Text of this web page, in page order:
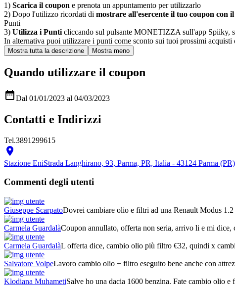
1) Scarica il coupon e prenota un appuntamento per utilizzarlo
2) Dopo l'utilizzo ricordati di mostrare all'esercente il tuo coupon con il
Punti
3) Utilizza i Punti cliccando sul pulsante MONETIZZA sull'app Spiiky,
In alternativa puoi utilizzare i punti come sconto sui tuoi prossimi acquisti
Quando utilizzare il coupon
Dal 01/01/2023 al 04/03/2023
Contatti e Indirizzi
Tel.3891299615

Stazione EniStrada Langhirano, 93, Parma, PR, Italia - 43124 Parma (PR)
Commenti degli utenti
Giuseppe ScarpatoDovrei cambiare olio e filtri ad una Renault Modus
Carmela GuardalàCoupon annullato, offerta non seria, arrivo li e mi
Carmela GuardalàL offerta dice, cambio olio più filtro €32, quindi x
Salvatore VolpeLavoro cambio olio + filtro eseguito bene anche con
Klodiana MuhametiSalve ho una dacia 1600 benzina. Fate cambio olio e